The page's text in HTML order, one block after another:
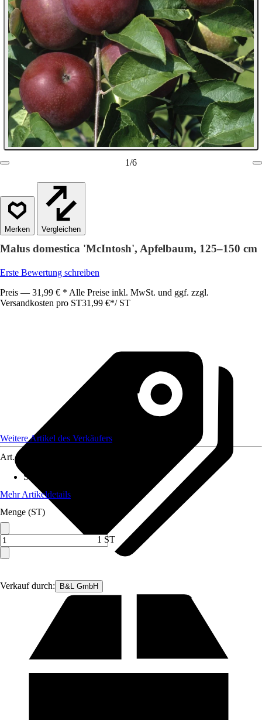
1/6
Vergleichen
Malus domestica 'McIntosh', Apfelbaum, 125–150 cm
Erste Bewertung schreiben
Preis — 31,99 € * Alle Preise inkl. MwSt. und ggf. zzgl.
Versandkosten pro ST31,99 €*/ ST
Verkauf durch: B&L GmbH
Weitere Artikel des Verkäufers
Art.-Nr.
Standort
Mehr Artikeldetails
Menge (ST)
1 ST